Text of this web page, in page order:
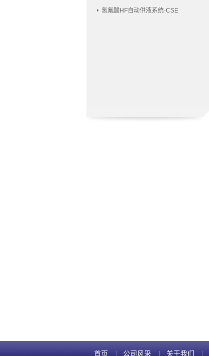
氢氟酸HF自动供液系统-CSE
首页 公司风采 关于我们